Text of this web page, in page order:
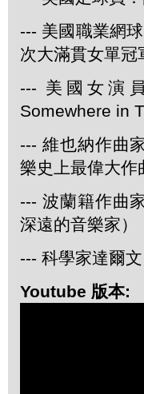
--- 美國職業網
次大滿貫女單冠
--- 美國女演
Somewhere in
--- 維也納作曲
樂史上最偉大作
--- 波蘭籍作曲
深遠的音樂家）
--- 科學家達爾
Youtube 版本: